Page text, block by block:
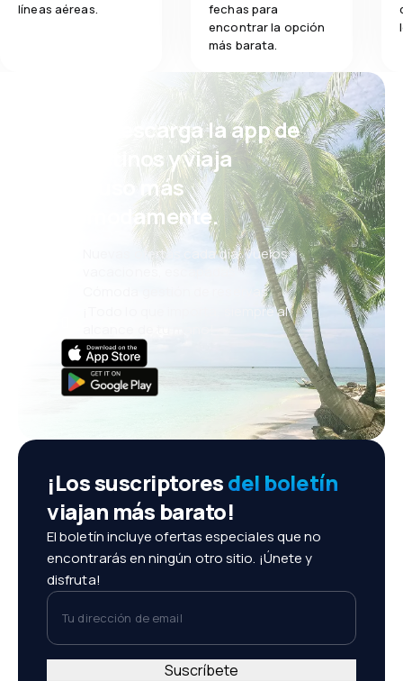
líneas aéreas.
fechas para
encontrar la opción
más barata.
¡Eh! Descarga la app de
eDestinos y viaja
incluso más
cómodamente.
Nuevas ofertas cada día: vuelos,
vacaciones, escapadas
Cómoda gestión de reservas
¡Todo lo que importa, siempre al
¡Los suscriptoresdel boletín
viajan más barato!
El boletín incluye ofertas especiales que no
encontrarás en ningún otro sitio. ¡Únete y
disfruta!
Tu dirección de email
Suscríbete